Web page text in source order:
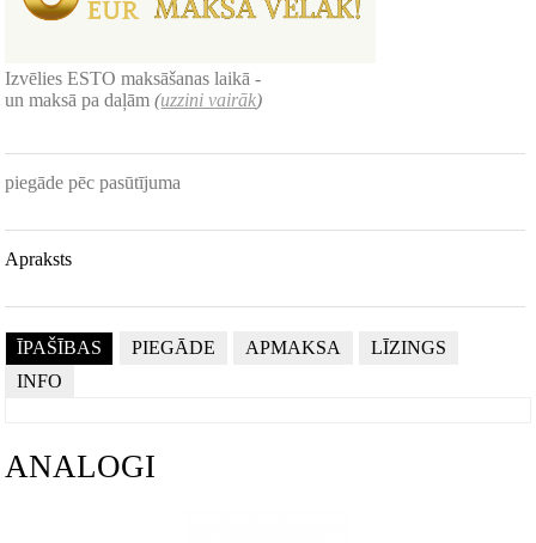
Izvēlies ESTO maksāšanas laikā -
un maksā pa daļām(uzzini vairāk)
piegāde pēc pasūtījuma
Apraksts
ĪPAŠĪBAS PIEGĀDE APMAKSA
LĪZINGS
INFO
ANALOGI